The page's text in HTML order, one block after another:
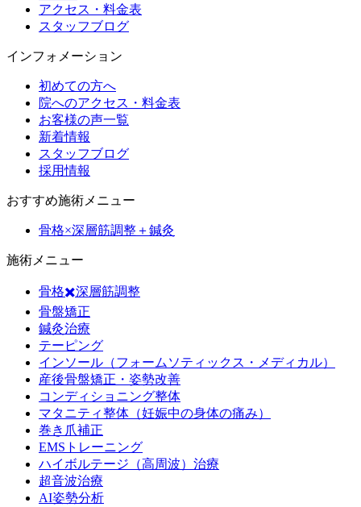
アクセス・料金表
スタッフブログ
インフォメーション
初めての方へ
院へのアクセス・料金表
お客様の声一覧
新着情報
スタッフブログ
採用情報
おすすめ施術メニュー
骨格×深層筋調整＋鍼灸
施術メニュー
骨格✖️深層筋調整
骨盤矯正
鍼灸治療
テーピング
インソール（フォームソティックス・メディカル）
産後骨盤矯正・姿勢改善
コンディショニング整体
マタニティ整体（妊娠中の身体の痛み）
巻き爪補正
EMSトレーニング
ハイボルテージ（高周波）治療
超音波治療
AI姿勢分析